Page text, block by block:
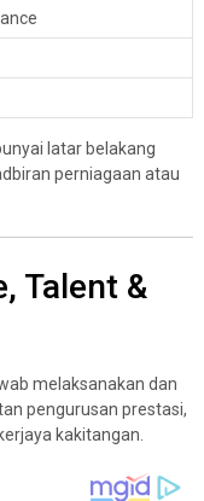
latar belakang
perniagaan atau
Talent &
melaksanakan dan
pengurusan prestasi,
kakitangan.